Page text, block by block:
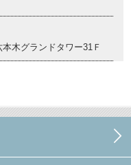
木グランドタワー31Ｆ